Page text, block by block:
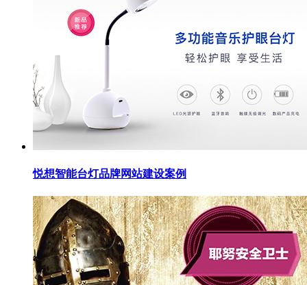
悦想智能台灯品牌网站建设案例